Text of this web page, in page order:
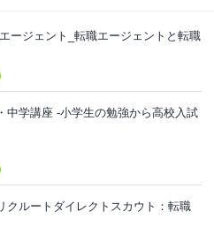
ージェント_転職エージェントと転職
中学講座 -小学生の勉強から高校入試
クルートダイレクトスカウト：転職